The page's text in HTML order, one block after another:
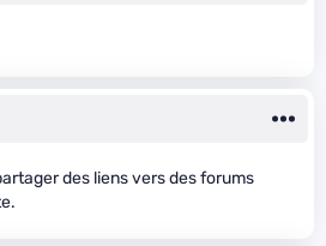
des liens vers des forums